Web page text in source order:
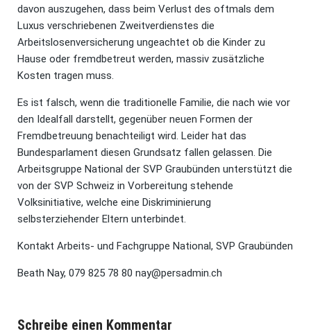
davon auszugehen, dass beim Verlust des oftmals dem
Luxus verschriebenen Zweitverdienstes die
Arbeitslosenversicherung ungeachtet ob die Kinder zu
Hause oder fremdbetreut werden, massiv zusätzliche
Kosten tragen muss.
Es ist falsch, wenn die traditionelle Familie, die nach wie vor
den Idealfall darstellt, gegenüber neuen Formen der
Fremdbetreuung benachteiligt wird. Leider hat das
Bundesparlament diesen Grundsatz fallen gelassen. Die
Arbeitsgruppe National der SVP Graubünden unterstützt die
von der SVP Schweiz in Vorbereitung stehende
Volksinitiative, welche eine Diskriminierung
selbsterziehender Eltern unterbindet.
Kontakt Arbeits- und Fachgruppe National, SVP Graubünden
Beath Nay, 079 825 78 80 nay@persadmin.ch
Schreibe einen Kommentar